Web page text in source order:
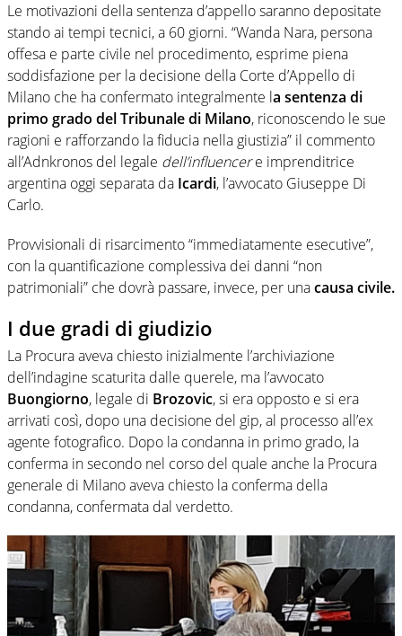
Le motivazioni della sentenza d’appello saranno depositate
stando ai tempi tecnici, a 60 giorni. “Wanda Nara, persona
offesa e parte civile nel procedimento, esprime piena
soddisfazione per la decisione della Corte d’Appello di
Milano che ha confermato integralmente la sentenza di
primo grado del Tribunale di Milano, riconoscendo le sue
ragioni e rafforzando la fiducia nella giustizia” il commento
all’Adnkronos del legale dell’influencere imprenditrice
argentina oggi separata da Icardi, l’avvocato Giuseppe Di
Carlo.
Provvisionali di risarcimento “immediatamente esecutive”,
con la quantificazione complessiva dei danni “non
patrimoniali” che dovrà passare, invece, per unacausa civile.
I due gradi di giudizio
La Procura aveva chiesto inizialmente l’archiviazione
dell’indagine scaturita dalle querele, ma l’avvocato
Buongiorno, legale di Brozovic, si era opposto e si era
arrivati così, dopo una decisione del gip, al processo all’ex
agente fotografico. Dopo la condanna in primo grado, la
conferma in secondo nel corso del quale anche la Procura
generale di Milano aveva chiesto la conferma della
condanna, confermata dal verdetto.